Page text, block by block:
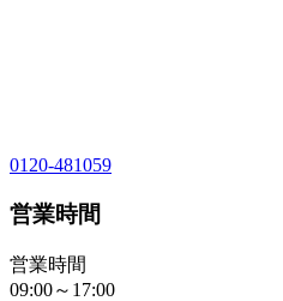
0120-481059
営業時間
営業時間
09:00～17:00